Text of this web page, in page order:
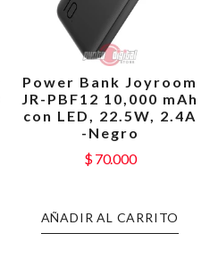
Power Bank Joyroom
JR-PBF12 10,000 mAh
con LED, 22.5W, 2.4A
-Negro
$70.000
AÑADIR AL CARRITO